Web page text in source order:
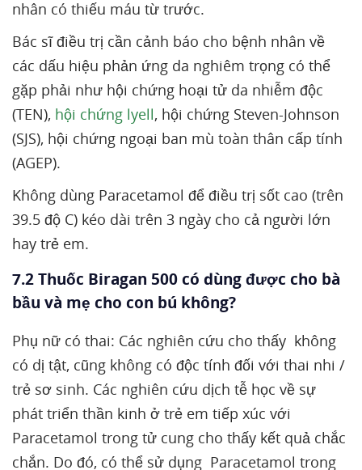
nhân có thiếu máu từ trước.
Bác sĩ điều trị cần cảnh báo cho bệnh nhân về
các dấu hiệu phản ứng da nghiêm trọng có thể
gặp phải như hội chứng hoại tử da nhiễm độc
(TEN), hội chứng lyell, hội chứng Steven-Johnson
(SJS), hội chứng ngoại ban mù toàn thân cấp tính
(AGEP).
Không dùng Paracetamol để điều trị sốt cao (trên
39.5 độ C) kéo dài trên 3 ngày cho cả người lớn
hay trẻ em.
7.2 Thuốc Biragan 500 có dùng được cho bà
bầu và mẹ cho con bú không?
Phụ nữ có thai: Các nghiên cứu cho thấy không
có dị tật, cũng không có độc tính đối với thai nhi /
trẻ sơ sinh. Các nghiên cứu dịch tễ học về sự
phát triển thần kinh ở trẻ em tiếp xúc với
Paracetamol trong tử cung cho thấy kết quả chắc
chắn. Do đó, có thể sử dụng Paracetamol trong